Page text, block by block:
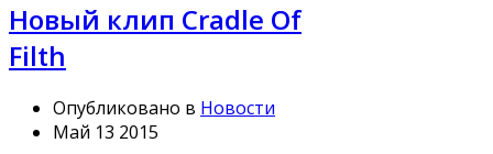
Новый клип Cradle Of
Filth
Опубликовано в Новости
Май 13 2015